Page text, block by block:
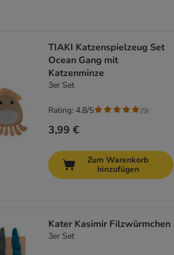
TIAKI Katzenspielzeug Set
Ocean Gang mit
Katzenminze
3er Set
3,99 €
Rating: 4.8/5 (5)
Zum Warenkorb
hinzufügen
Kater Kasimir Filzwürmchen
3er Set